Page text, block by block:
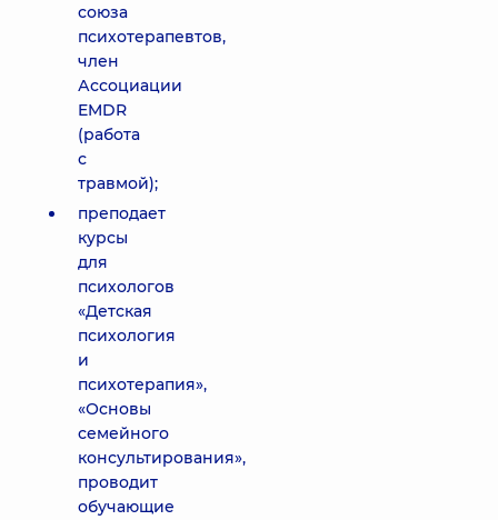
союза
психотерапевтов,
член
Ассоциации
EMDR
(работа
с
травмой);
преподает
курсы
для
психологов
«Детская
психология
и
психотерапия»,
«Основы
семейного
консультирования»,
проводит
обучающие